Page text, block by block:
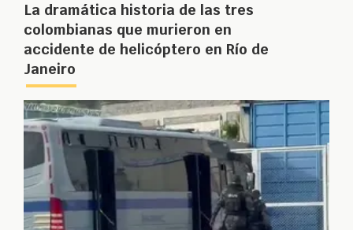
La dramática historia de las tres
colombianas que murieron en
accidente de helicóptero en Río de
Janeiro